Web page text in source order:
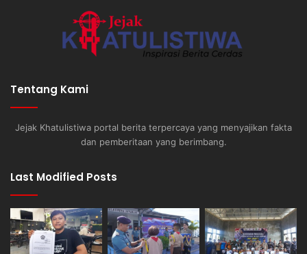
Tentang Kami
Jejak Khatulistiwa portal berita terpercaya yang menyajikan fakta
dan pemberitaan yang berimbang.
Last Modified Posts